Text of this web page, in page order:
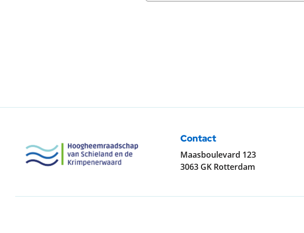
Contact
Maasboulevard 123
3063 GK Rotterdam